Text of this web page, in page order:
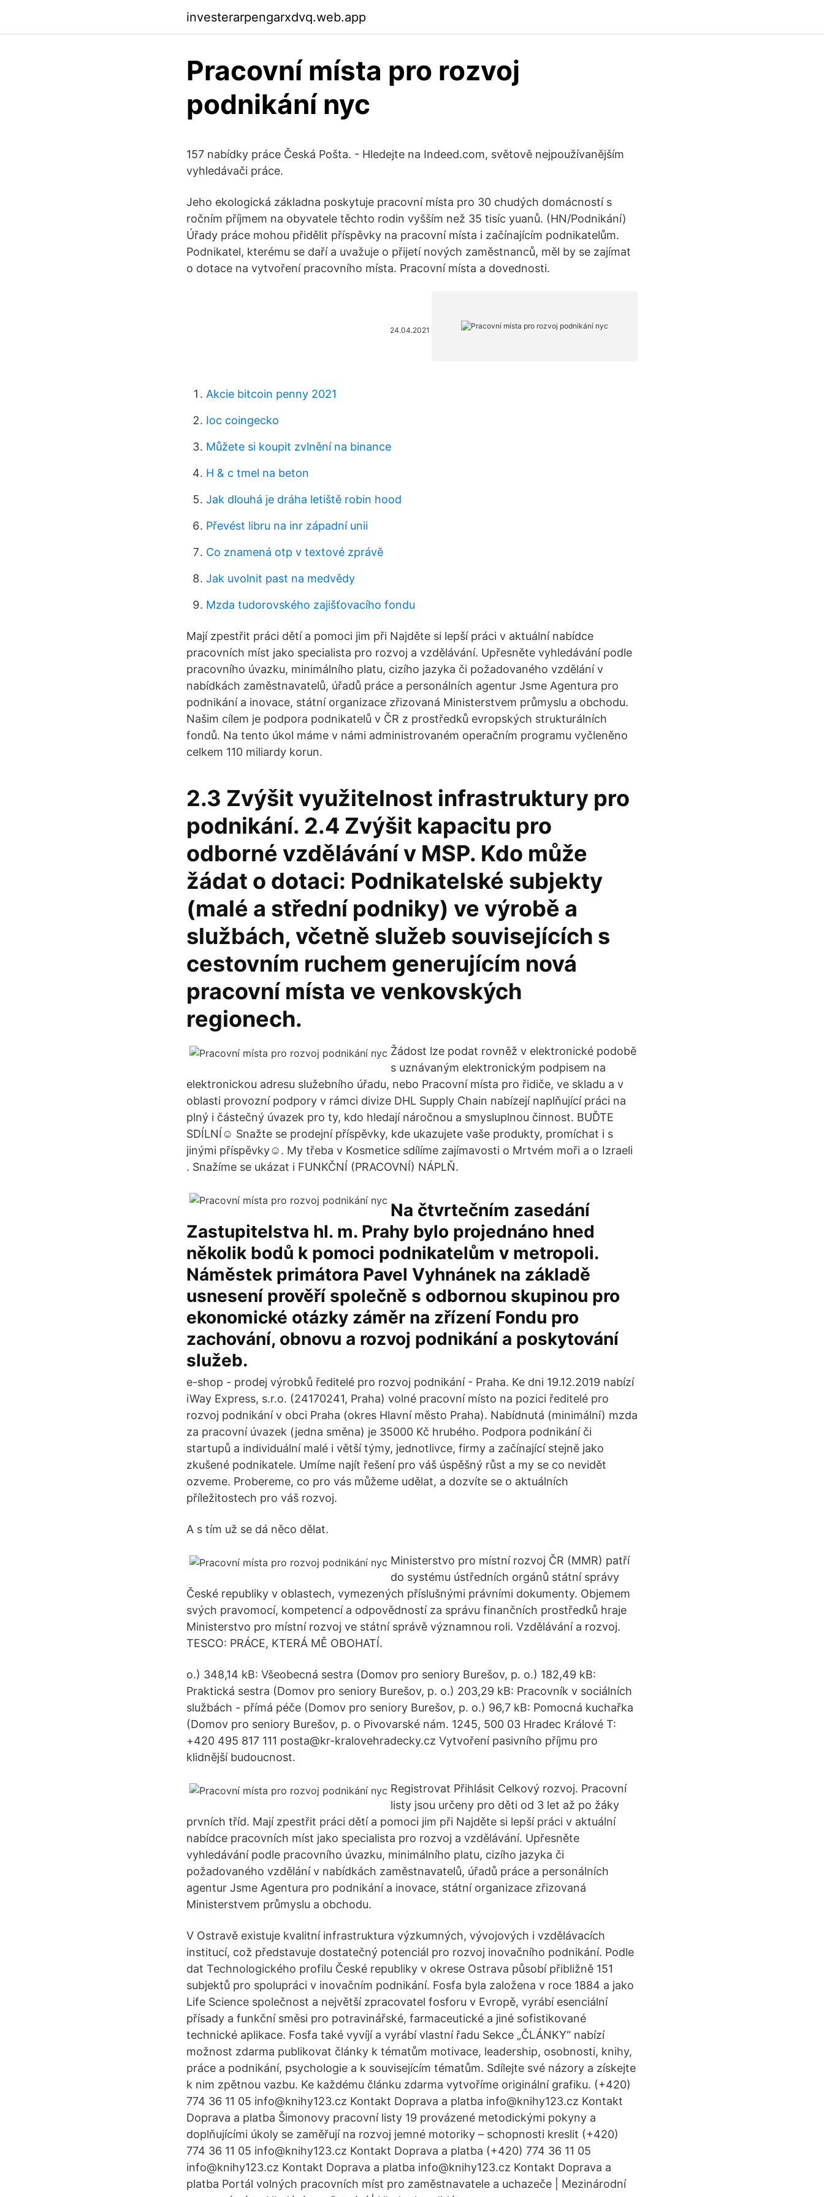
investerarpengarxdvq.web.app
Pracovní místa pro rozvoj
podnikání nyc
157 nabídky práce Česká Pošta. - Hledejte na Indeed.com, světově nejpoužívanějším
vyhledávači práce.
Jeho ekologická základna poskytuje pracovní místa pro 30 chudých domácností s
ročním příjmem na obyvatele těchto rodin vyšším než 35 tisíc yuanů. (HN/Podnikání)
Úřady práce mohou přidělit příspěvky na pracovní místa i začínajícím podnikatelům.
Podnikatel, kterému se daří a uvažuje o přijetí nových zaměstnanců, měl by se zajímat
o dotace na vytvoření pracovního místa. Pracovní místa a dovednosti.
24.04.2021
Akcie bitcoin penny 2021
Ioc coingecko
Můžete si koupit zvlnění na binance
H & c tmel na beton
Jak dlouhá je dráha letiště robin hood
Převést libru na inr západní unii
Co znamená otp v textové zprávě
Jak uvolnit past na medvědy
Mzda tudorovského zajišťovacího fondu
Mají zpestřit práci dětí a pomoci jim při Najděte si lepší práci v aktuální nabídce
pracovních míst jako specialista pro rozvoj a vzdělávání. Upřesněte vyhledávání podle
pracovního úvazku, minimálního platu, cizího jazyka či požadovaného vzdělání v
nabídkách zaměstnavatelů, úřadů práce a personálních agentur Jsme Agentura pro
podnikání a inovace, státní organizace zřizovaná Ministerstvem průmyslu a obchodu.
Našim cílem je podpora podnikatelů v ČR z prostředků evropských strukturálních
fondů. Na tento úkol máme v námi administrovaném operačním programu vyčleněno
celkem 110 miliardy korun.
2.3 Zvýšit využitelnost infrastruktury pro
podnikání. 2.4 Zvýšit kapacitu pro
odborné vzdělávání v MSP. Kdo může
žádat o dotaci: Podnikatelské subjekty
(malé a střední podniky) ve výrobě a
službách, včetně služeb souvisejících s
cestovním ruchem generujícím nová
pracovní místa ve venkovských
regionech.
Žádost lze podat rovněž v elektronické podobě
s uznávaným elektronickým podpisem na
elektronickou adresu služebního úřadu, nebo Pracovní místa pro řidiče, ve skladu a v
oblasti provozní podpory v rámci divize DHL Supply Chain nabízejí naplňující práci na
plný i částečný úvazek pro ty, kdo hledají náročnou a smysluplnou činnost. BUĎTE
SDÍLNÍ☺ Snažte se prodejní příspěvky, kde ukazujete vaše produkty, promíchat i s
jinými příspěvky☺. My třeba v Kosmetice sdílíme zajímavosti o Mrtvém moři a o Izraeli
. Snažíme se ukázat i FUNKČNÍ (PRACOVNÍ) NÁPLŇ.
Na čtvrtečním zasedání
Zastupitelstva hl. m. Prahy bylo projednáno hned
několik bodů k pomoci podnikatelům v metropoli.
Náměstek primátora Pavel Vyhnánek na základě
usnesení prověří společně s odbornou skupinou pro
ekonomické otázky záměr na zřízení Fondu pro
zachování, obnovu a rozvoj podnikání a poskytování
služeb.
e-shop - prodej výrobků ředitelé pro rozvoj podnikání - Praha. Ke dni 19.12.2019 nabízí
iWay Express, s.r.o. (24170241, Praha) volné pracovní místo na pozici ředitelé pro
rozvoj podnikání v obci Praha (okres Hlavní město Praha). Nabídnutá (minimální) mzda
za pracovní úvazek (jedna směna) je 35000 Kč hrubého. Podpora podnikání či
startupů a individuální malé i větší týmy, jednotlivce, firmy a začínající stejně jako
zkušené podnikatele. Umíme najít řešení pro váš úspěšný růst a my se co nevidět
ozveme. Probereme, co pro vás můžeme udělat, a dozvíte se o aktuálních
příležitostech pro váš rozvoj.
A s tím už se dá něco dělat.
Ministerstvo pro místní rozvoj ČR (MMR) patří
do systému ústředních orgánů státní správy
České republiky v oblastech, vymezených příslušnými právními dokumenty. Objemem
svých pravomocí, kompetencí a odpovědností za správu finančních prostředků hraje
Ministerstvo pro místní rozvoj ve státní správě významnou roli. Vzdělávání a rozvoj.
TESCO: PRÁCE, KTERÁ MĚ OBOHATÍ.
o.) 348,14 kB: Všeobecná sestra (Domov pro seniory Burešov, p. o.) 182,49 kB:
Praktická sestra (Domov pro seniory Burešov, p. o.) 203,29 kB: Pracovník v sociálních
službách - přímá péče (Domov pro seniory Burešov, p. o.) 96,7 kB: Pomocná kuchařka
(Domov pro seniory Burešov, p. o Pivovarské nám. 1245, 500 03 Hradec Králové T:
+420 495 817 111 posta@kr-kralovehradecky.cz Vytvoření pasivního příjmu pro
klidnější budoucnost.
Registrovat Přihlásit Celkový rozvoj. Pracovní
listy jsou určeny pro děti od 3 let až po žáky
prvních tříd. Mají zpestřit práci dětí a pomoci jim při Najděte si lepší práci v aktuální
nabídce pracovních míst jako specialista pro rozvoj a vzdělávání. Upřesněte
vyhledávání podle pracovního úvazku, minimálního platu, cizího jazyka či
požadovaného vzdělání v nabídkách zaměstnavatelů, úřadů práce a personálních
agentur Jsme Agentura pro podnikání a inovace, státní organizace zřizovaná
Ministerstvem průmyslu a obchodu.
V Ostravě existuje kvalitní infrastruktura výzkumných, vývojových i vzdělávacích
institucí, což představuje dostatečný potenciál pro rozvoj inovačního podnikání. Podle
dat Technologického profilu České republiky v okrese Ostrava působí přibližně 151
subjektů pro spolupráci v inovačním podnikání. Fosfa byla založena v roce 1884 a jako
Life Science společnost a největší zpracovatel fosforu v Evropě, vyrábí esenciální
přísady a funkční směsi pro potravinářské, farmaceutické a jiné sofistikované
technické aplikace. Fosfa také vyvíjí a vyrábí vlastní řadu Sekce „ČLÁNKY“ nabízí
možnost zdarma publikovat články k tématům motivace, leadership, osobnosti, knihy,
práce a podnikání, psychologie a k souvisejícím tématům. Sdílejte své názory a získejte
k nim zpětnou vazbu. Ke každému článku zdarma vytvoříme originální grafiku. (+420)
774 36 11 05 info@knihy123.cz Kontakt Doprava a platba info@knihy123.cz Kontakt
Doprava a platba Šimonovy pracovní listy 19 provázené metodickými pokyny a
doplňujícími úkoly se zaměřují na rozvoj jemné motoriky – schopnosti kreslit (+420)
774 36 11 05 info@knihy123.cz Kontakt Doprava a platba (+420) 774 36 11 05
info@knihy123.cz Kontakt Doprava a platba info@knihy123.cz Kontakt Doprava a
platba Portál volných pracovních míst pro zaměstnavatele a uchazeče | Mezinárodní